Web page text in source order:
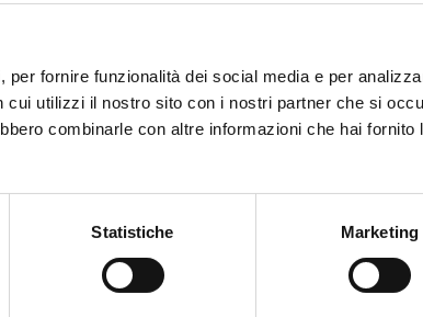
fornire funzionalità dei social media e per
utilizzi il nostro sito con i nostri partner che si
combinarle con altre informazioni che hai fornito
Statistiche Marketing
Epilazione Laser
Make-Up